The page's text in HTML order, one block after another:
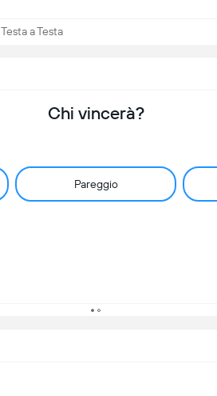
Testa a Testa
Chi vincerà?
Pareggio